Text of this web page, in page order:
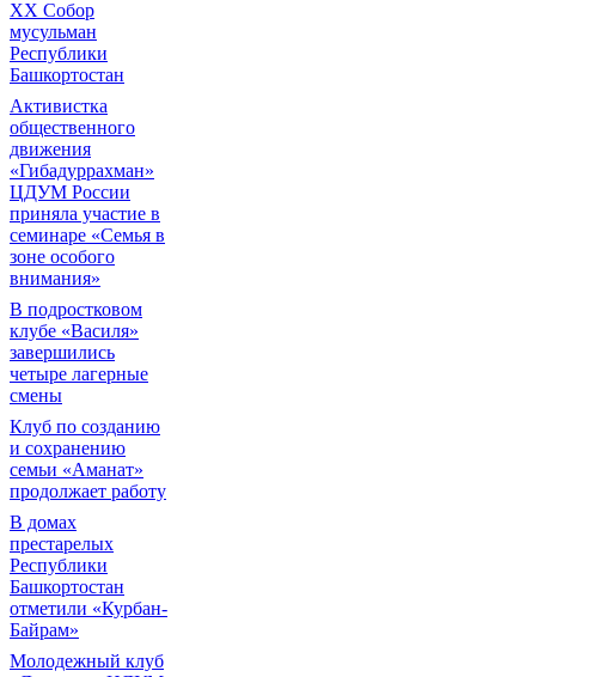
XX Собор
мусульман
Республики
Башкортостан
Активистка
общественного
движения
«Гибадуррахман»
ЦДУМ России
приняла участие в
семинаре «Семья в
зоне особого
внимания»
В подростковом
клубе «Василя»
завершились
четыре лагерные
смены
Клуб по созданию
и сохранению
семьи «Аманат»
продолжает работу
В домах
престарелых
Республики
Башкортостан
отметили «Курбан-
Байрам»
Молодежный клуб